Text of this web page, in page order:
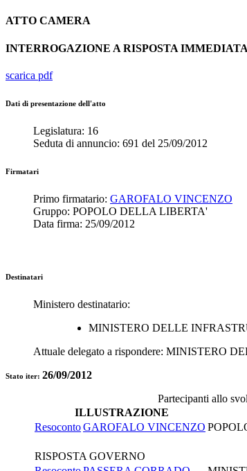
ATTO CAMERA
INTERROGAZIONE A RISPOSTA
scarica pdf
Dati di presentazione dell'atto
Legislatura: 16
Seduta di annuncio: 691 del 25/09/2012
Firmatari
Primo firmatario: GAROFALO VINCENZO
Gruppo: POPOLO DELLA LIBERTA'
Data firma: 25/09/2012
Destinatari
Ministero destinatario:
MINISTERO DELLE
Attuale delegato a rispondere: MINISTERO
Stato iter: 26/09/2012
Partecipanti allo
ILLUSTRAZIONE
ResocontoGAROFALO VINCENZO
RISPOSTA GOVERNO